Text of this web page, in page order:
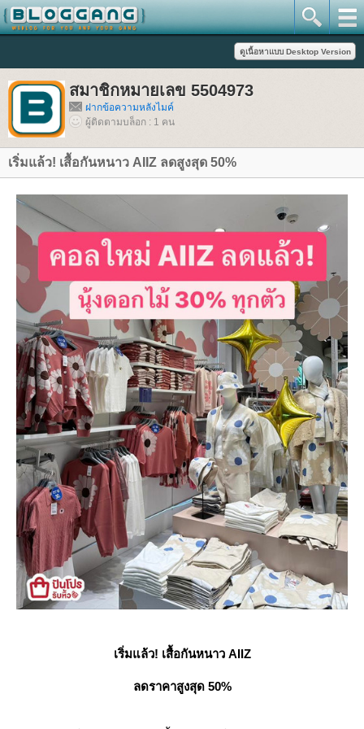
สมาชิกหมายเลข 5504973
ฝากข้อความหลังไมค์
ผู้ติดตามบล็อก : 1 คน
เริ่มแล้ว! เสื้อกันหนาว AIIZ ลดสูงสุด 50%
เริ่มแล้ว! เสื้อกันหนาว AIIZ
ลดราคาสูงสุด 50%